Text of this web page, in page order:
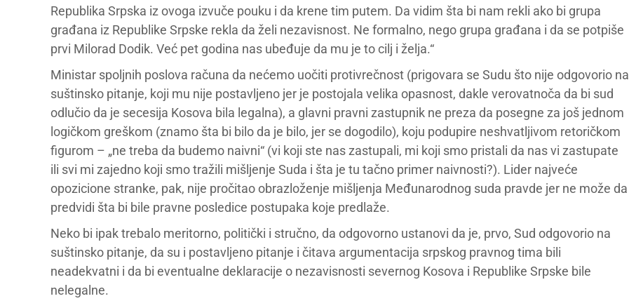
Republika Srpska iz ovoga izvuče pouku i da krene tim putem. Da vidim šta bi nam rekli ako bi grupa
građana iz Republike Srpske rekla da želi nezavisnost. Ne formalno, nego grupa građana i da se potpiše
prvi Milorad Dodik. Već pet godina nas ubeđuje da mu je to cilj i želja.“
Ministar spoljnih poslova računa da nećemo uočiti protivrečnost (prigovara se Sudu što nije odgovorio na
suštinsko pitanje, koji mu nije postavljeno jer je postojala velika opasnost, dakle verovatnoča da bi sud
odlučio da je secesija Kosova bila legalna), a glavni pravni zastupnik ne preza da posegne za još jednom
logičkom greškom (znamo šta bi bilo da je bilo, jer se dogodilo), koju podupire neshvatljivom retoričkom
figurom – „ne treba da budemo naivni“ (vi koji ste nas zastupali, mi koji smo pristali da nas vi zastupate
ili svi mi zajedno koji smo tražili mišljenje Suda i šta je tu tačno primer naivnosti?). Lider najveće
opozicione stranke, pak, nije pročitao obrazloženje mišljenja Međunarodnog suda pravde jer ne može da
predvidi šta bi bile pravne posledice postupaka koje predlaže.
Neko bi ipak trebalo meritorno, politički i stručno, da odgovorno ustanovi da je, prvo, Sud odgovorio na
suštinsko pitanje, da su i postavljeno pitanje i čitava argumentacija srpskog pravnog tima bili
neadekvatni i da bi eventualne deklaracije o nezavisnosti severnog Kosova i Republike Srpske bile
nelegalne.